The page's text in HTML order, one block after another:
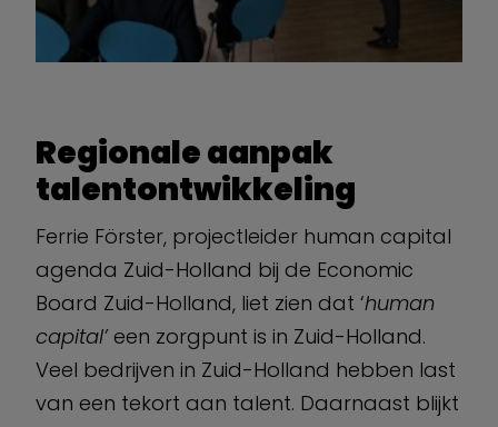
Regionale aanpak
talentontwikkeling
Ferrie Förster, projectleider human capital
agenda Zuid-Holland bij de Economic
Board Zuid-Holland, liet zien dat ‘human
capital’een zorgpunt is in Zuid-Holland.
Veel bedrijven in Zuid-Holland hebben last
van een tekort aan talent. Daarnaast blijkt